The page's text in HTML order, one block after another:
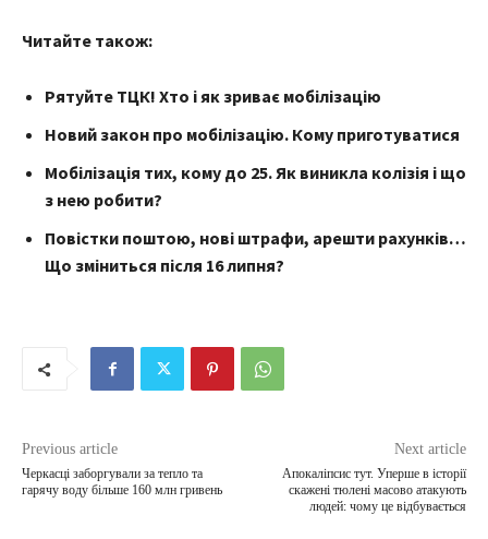
Читайте також:
Рятуйте ТЦК! Хто і як зриває мобілізацію
Новий закон про мобілізацію. Кому приготуватися
Мобілізація тих, кому до 25. Як виникла колізія і що
з нею робити?
Повістки поштою, нові штрафи, арешти рахунків…
Що зміниться після 16 липня?
Previous article
Черкасці заборгували за тепло та
гарячу воду більше 160 млн гривень
Next article
Апокаліпсис тут. Уперше в історії
скажені тюлені масово атакують
людей: чому це відбувається